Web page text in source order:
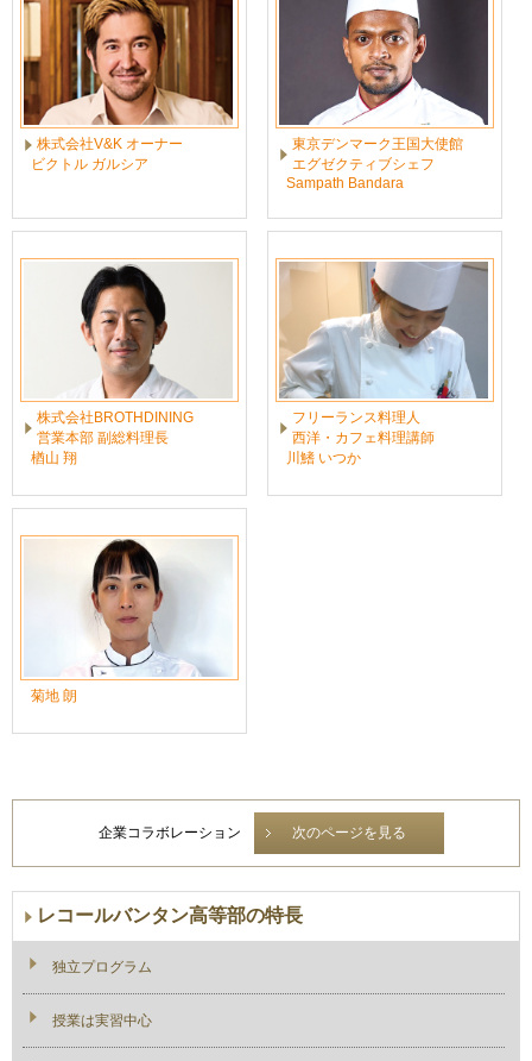
株式会社V&K オーナー
ビクトル ガルシア
東京デンマーク王国大使館
エグゼクティブシェフ
Sampath Bandara
株式会社BROTHDINING
営業本部 副総料理長
楢山 翔
フリーランス料理人
西洋・カフェ料理講師
川鰭 いつか
菊地 朗
企業コラボレーション 次のページを見る
レコールバンタン高等部の特長
独立プログラム
授業は実習中心